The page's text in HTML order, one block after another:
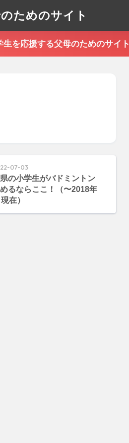
ためのサイト
を応援する父母のためのサイト
07-03
の小学生がバドミントン
るならここ！（〜2018年
在）